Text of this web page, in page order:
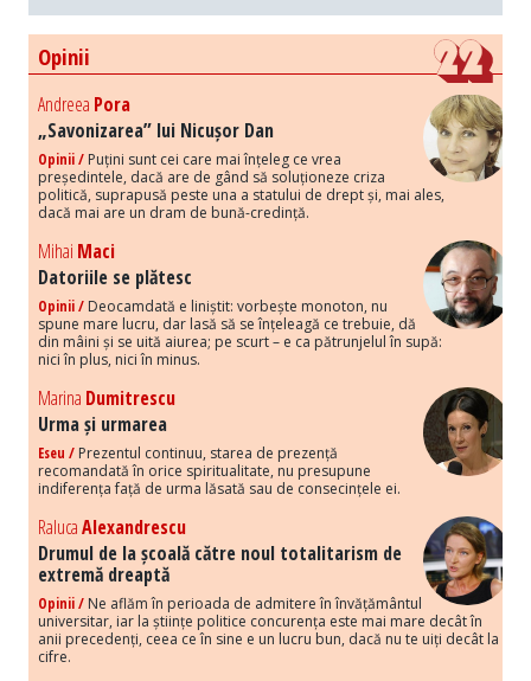
Opinii
Andreea Pora
„Savonizarea” lui Nicușor Dan
Opinii / Puțini sunt cei care mai înțeleg ce vrea
președintele, dacă are de gând să soluționeze criza
politică, suprapusă peste una a statului de drept și, mai ales,
dacă mai are un dram de bună-credință.
Mihai Maci
Datoriile se plătesc
Opinii / Deocamdată e liniștit: vorbește monoton, nu
spune mare lucru, dar lasă să se înțeleagă ce trebuie, dă
din mâini și se uită aiurea; pe scurt – e ca pătrunjelul în supă:
nici în plus, nici în minus.
Marina Dumitrescu
Urma și urmarea
Eseu / Prezentul continuu, starea de prezență
recomandată în orice spiritualitate, nu presupune
indiferența față de urma lăsată sau de consecințele ei.
RalucaAlexandrescu
Drumul de la școală către noul totalitarism de
extremă dreaptă
Opinii / Ne aflăm în perioada de admitere în învățământul
universitar, iar la științe politice concurența este mai mare decât în
anii precedenți, ceea ce în sine e un lucru bun, dacă nu te uiți decât la
cifre.